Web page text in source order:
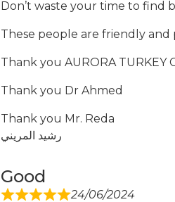
Don’t waste your time to find
These people are friendly and
Thank you AURORA TURKEY
Thank you Dr Ahmed
Thank you Mr. Reda
رشيد المريني
Good
24/06/2024